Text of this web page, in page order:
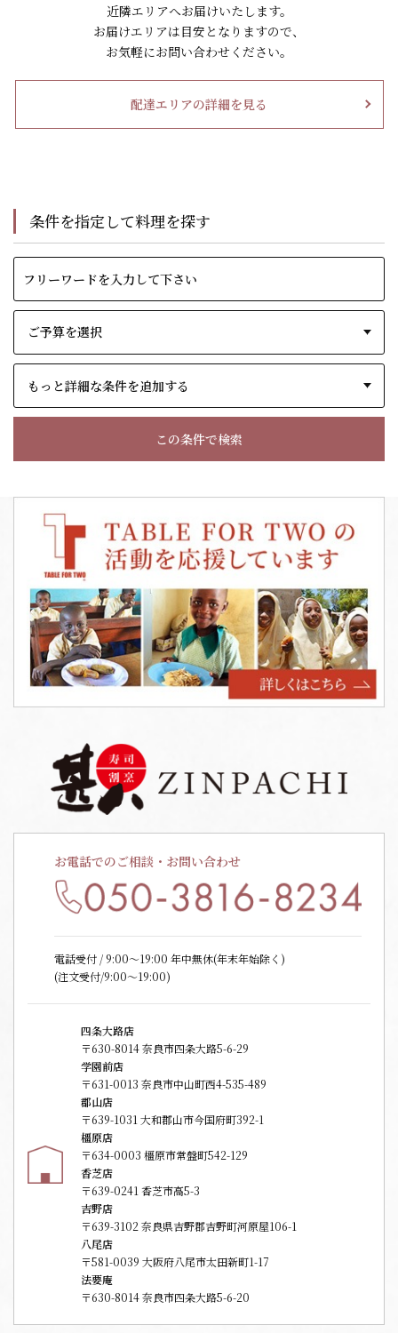
近隣エリアへお届けいたします。
お届けエリアは目安となりますので、
お気軽にお問い合わせください。
配達エリアの詳細を見る
条件を指定して料理を探す
もっと詳細な条件を追加する
この条件で検索
お電話でのご相談・お問い合わせ
電話受付 / 9:00〜19:00 年中無休(年末年始除く)
(注文受付/9:00～19:00)
四条大路店
〒630-8014 奈良市四条大路5-6-29
学園前店
〒631-0013 奈良市中山町西4-535-489
郡山店
〒639-1031 大和郡山市今国府町392-1
橿原店
〒634-0003 橿原市常盤町542-129
香芝店
〒639-0241 香芝市高5-3
吉野店
〒639-3102 奈良県吉野郡吉野町河原屋106-1
八尾店
〒581-0039 大阪府八尾市太田新町1-17
法要庵
〒630-8014 奈良市四条大路5-6-20